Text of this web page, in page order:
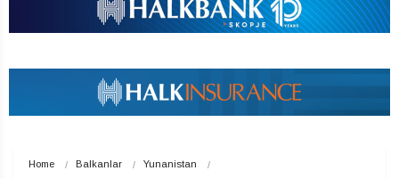
Home Balkanlar Yunanistan